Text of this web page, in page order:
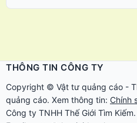
THÔNG TIN CÔNG TY
Copyright © Vật tư quảng cáo -
quảng cáo. Xem thông tin: Chính
Công ty TNHH Thế Giới Tìm Kiếm.